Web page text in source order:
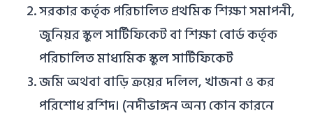
সরকার কর্তৃক পরিচালিত প্রথমিক শিক্ষা সমাপনী,
জুনিয়র স্কুল সার্টিফিকেট বা শিক্ষা বোর্ড কর্তৃক
পরিচালিত মাধ্যমিক স্কুল সার্টিফিকেট
জমি অথবা বাড়ি ক্রয়ের দলিল, খাজনা ও কর
পরিশোধ রশিদ। (নদীভাঙ্গন অন্য কোন কারনে